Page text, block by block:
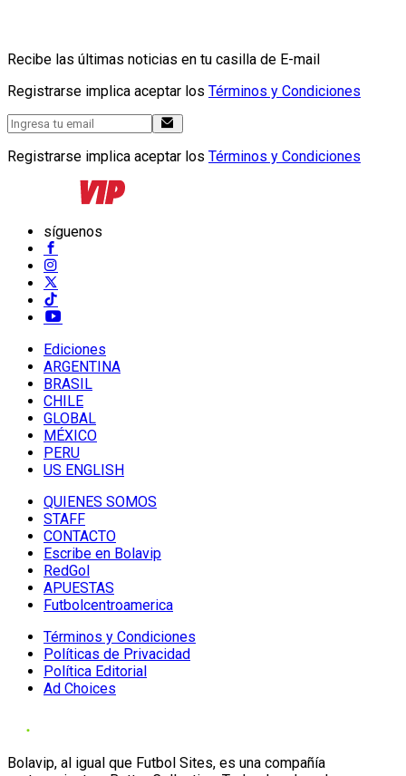
Recibe las últimas noticias en tu casilla de E-mail
Registrarse implica aceptar los Términos y Condiciones
Registrarse implica aceptar los Términos y Condiciones
síguenos
Ediciones
ARGENTINA
BRASIL
CHILE
GLOBAL
MÉXICO
PERU
US ENGLISH
QUIENES SOMOS
STAFF
CONTACTO
Escribe en Bolavip
RedGol
APUESTAS
Futbolcentroamerica
Términos y Condiciones
Políticas de Privacidad
Política Editorial
Ad Choices
Bolavip, al igual que Futbol Sites, es una compañía